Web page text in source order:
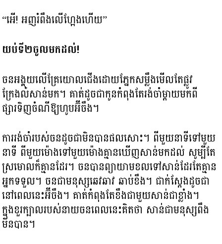
“អើ! អញរំពឹងលើហ្អែងហើយ”
យប់ទី២ចូលមកដល់!
ចនអង្គុយលើគ្រែយោលជើងដោយភ្នែកសម្លឹងមើលតែផ្លូវ
ក្រែងល៎សាន់មក។ គាត់ដូចជាកូនកំពុងតែរង់ចាំម្តាយមកពី
ផ្សារទិញចំណីឱ្យហូបអ៊ីចឹង។
ការរង់ចាំរបស់ចនដូចជាមិនបានផលសោះ។ ពីមួយនាទីទៅមួយ
នាទី ពីមួយម៉ោងទៅមួយម៉ោងគ្មានឃើញសាន់មកដល់ សូម្បីតែ
ស្រមោលក៏គ្មានដែរ។ ចនបានព្យាយាមខលទៅសាន់ដែរតែគ្មាន
អ្នកទទួល។ ចនជាមនុស្សឆេវឆាវ ឆាប់ខឹង។ ជាក់ស្តែងដូចជា
នៅពេលនេះអ៊ីចឹង។ គាត់កំពុងតែខឹងជាមួយសាន់ជាខ្លាំង។
ក្នុងខួរក្បាលរបស់នាយចនពេលនេះគិតថា សាន់ជាមនុស្សពឹង
មិនបាន។